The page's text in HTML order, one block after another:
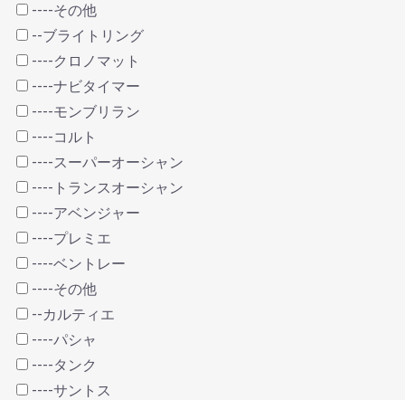
----その他
--ブライトリング
----クロノマット
----ナビタイマー
----モンブリラン
----コルト
----スーパーオーシャン
----トランスオーシャン
----アベンジャー
----プレミエ
----ベントレー
----その他
--カルティエ
----パシャ
----タンク
----サントス